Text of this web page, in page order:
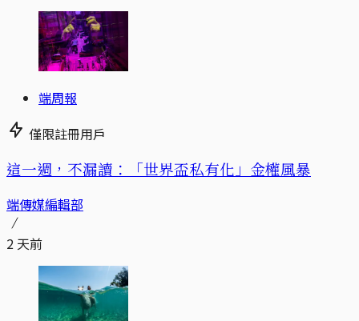
端周報
僅限註冊用戶
這一週，不漏讀：「世界盃私有化」金權風暴
端傳媒編輯部
2 天前